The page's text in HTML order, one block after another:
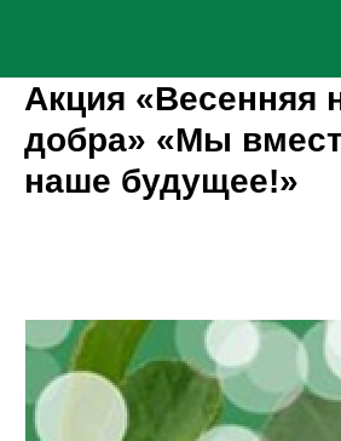
Акция «Весенняя
добра» «Мы
наше будущее!»